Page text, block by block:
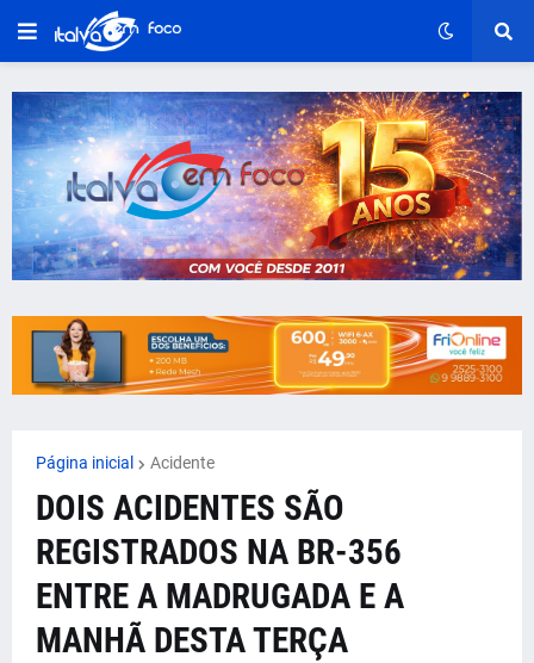
Página inicial Acidente
DOIS ACIDENTES SÃO
REGISTRADOS NA BR-356
ENTRE A MADRUGADA E A
MANHÃ DESTA TERÇA